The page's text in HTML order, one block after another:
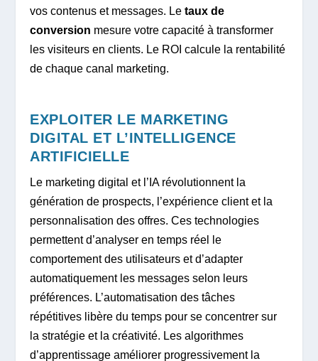
vos contenus et messages. Letaux de
conversion mesure votre capacité à transformer
les visiteurs en clients. Le ROI calcule la rentabilité
de chaque canal marketing.
EXPLOITER LE MARKETING
DIGITAL ET L’INTELLIGENCE
ARTIFICIELLE
Le marketing digital et l’IA révolutionnent la
génération de prospects, l’expérience client et la
personnalisation des offres. Ces technologies
permettent d’analyser en temps réel le
comportement des utilisateurs et d’adapter
automatiquement les messages selon leurs
préférences. L’automatisation des tâches
répétitives libère du temps pour se concentrer sur
la stratégie et la créativité. Les algorithmes
d’apprentissage améliorer progressivement la